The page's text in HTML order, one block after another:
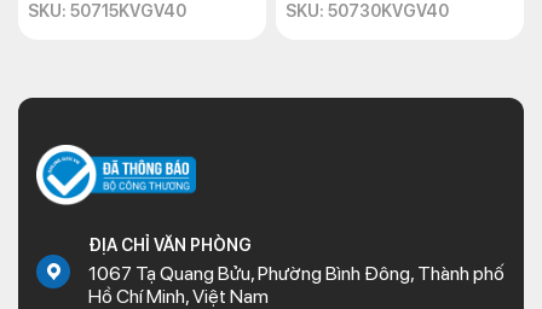
SKU: 50715KVGV40
SKU: 50730KVGV40
ĐỊA CHỈ VĂN PHÒNG
1067 Tạ Quang Bửu, Phường Bình Đông, Thành phố
Hồ Chí Minh, Việt Nam